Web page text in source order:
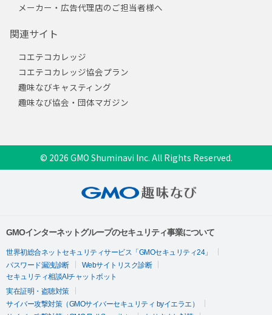
メーカー・広告代理店のご担当者様へ
関連サイト
コエテコカレッジ
コエテコカレッジ協会プラン
趣味なびキャスティング
趣味なび協会・団体マガジン
© 2026 GMO Shuminavi Inc. All Rights Reserved.